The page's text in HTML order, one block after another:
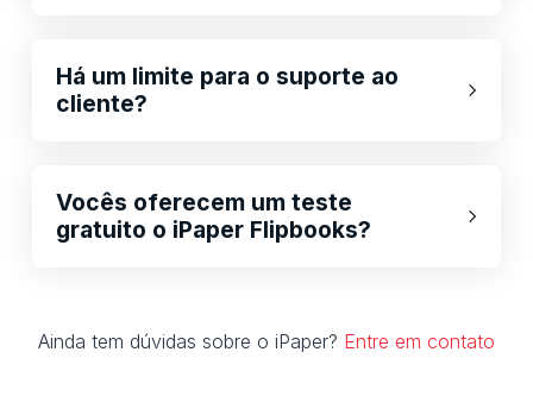
Há um limite para o suporte ao
cliente?
Vocês oferecem um teste
gratuito o iPaper Flipbooks?
Ainda tem dúvidas sobre o iPaper? Entre em contato